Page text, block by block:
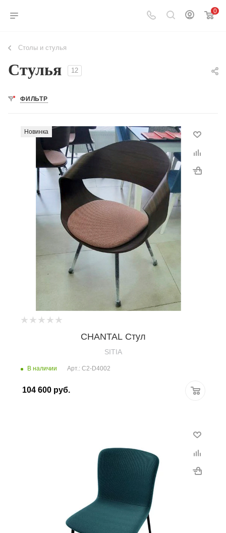
0
Столы и стулья
Стулья 12
ФИЛЬТР
Новинка
CHANTAL Стул
SITIA
В наличии Арт.: C2-D4002
104 600 руб.